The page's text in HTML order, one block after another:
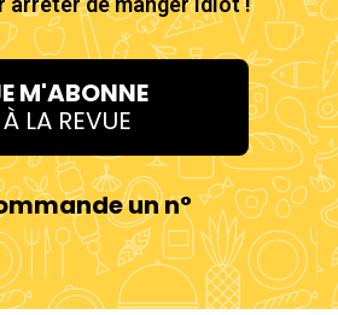
M'ABONNE
À LA REVUE
un n°